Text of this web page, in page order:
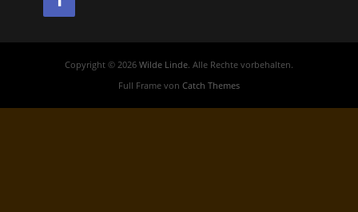
Copyright © 2026 Wilde Linde. Alle Rechte vorbehalten.
Full Frame von Catch Themes